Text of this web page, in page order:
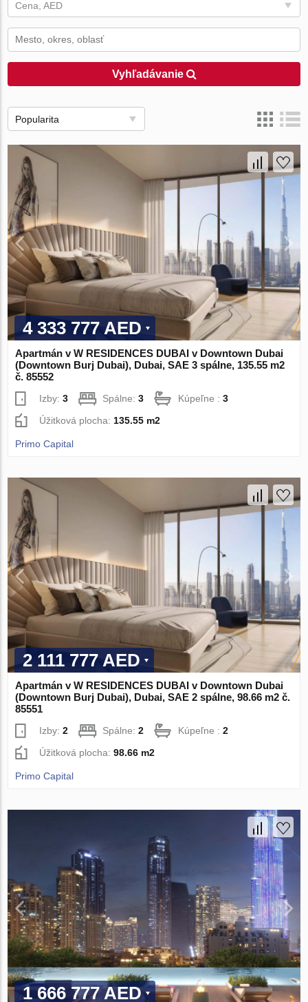
Cena, AED
Vyhľadávanie
Popularita
4 333 777 AED
Apartmán v W RESIDENCES DUBAI v Downtown Dubai
(Downtown Burj Dubai), Dubai, SAE 3 spálne, 135.55 m2
č. 85552
Izby:3 Spálne:3 Kúpeľne :3
Úžitková plocha: 135.55 m2
Primo Capital
2 111 777 AED
Apartmán v W RESIDENCES DUBAI v Downtown Dubai
(Downtown Burj Dubai), Dubai, SAE 2 spálne, 98.66 m2 č.
85551
Izby:2 Spálne:2 Kúpeľne :2
Úžitková plocha:98.66 m2
Primo Capital
1 666 777 AED